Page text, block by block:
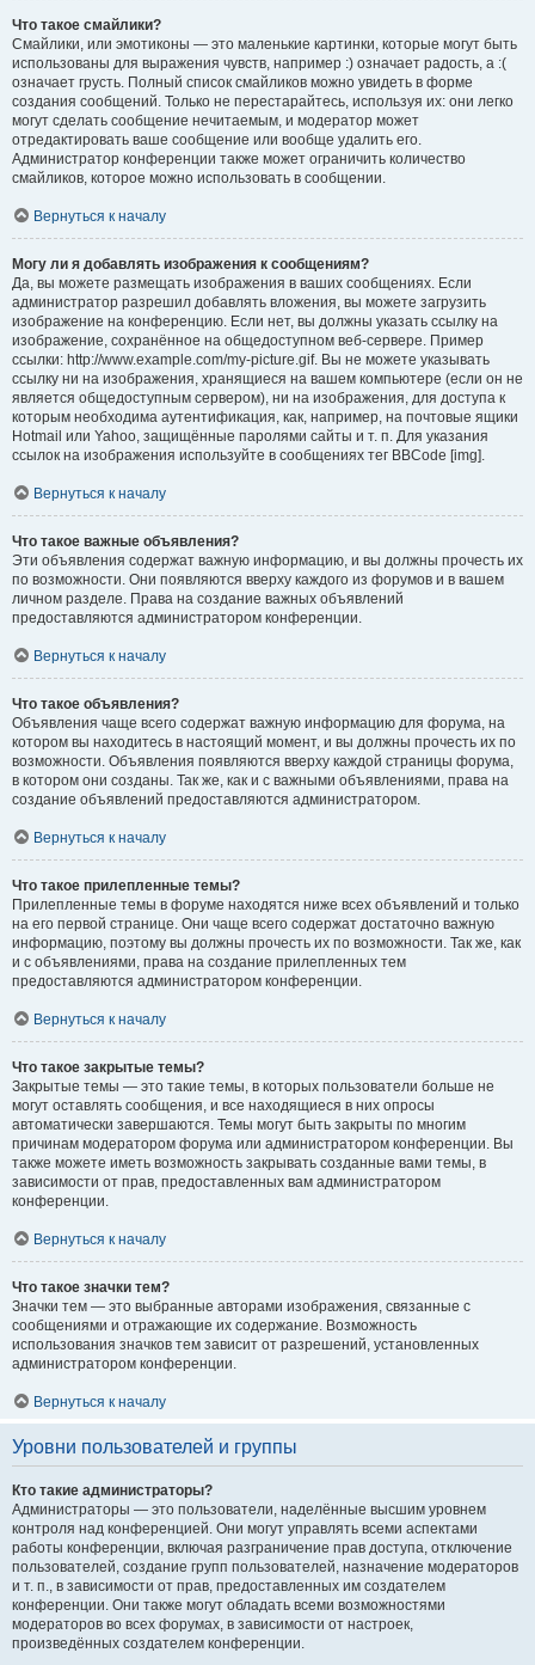
Что такое смайлики?
Смайлики, или эмотиконы — это маленькие картинки, которые могут быть
использованы для выражения чувств, например :) означает радость, а :(
означает грусть. Полный список смайликов можно увидеть в форме
создания сообщений. Только не перестарайтесь, используя их: они легко
могут сделать сообщение нечитаемым, и модератор может
отредактировать ваше сообщение или вообще удалить его.
Администратор конференции также может ограничить количество
смайликов, которое можно использовать в сообщении.
Вернуться к началу
Могу ли я добавлять изображения к сообщениям?
Да, вы можете размещать изображения в ваших сообщениях. Если
администратор разрешил добавлять вложения, вы можете загрузить
изображение на конференцию. Если нет, вы должны указать ссылку на
изображение, сохранённое на общедоступном веб-сервере. Пример
ссылки: http://www.example.com/my-picture.gif. Вы не можете указывать
ссылку ни на изображения, хранящиеся на вашем компьютере (если он не
является общедоступным сервером), ни на изображения, для доступа к
которым необходима аутентификация, как, например, на почтовые ящики
Hotmail или Yahoo, защищённые паролями сайты и т. п. Для указания
ссылок на изображения используйте в сообщениях тег BBCode [img].
Вернуться к началу
Что такое важные объявления?
Эти объявления содержат важную информацию, и вы должны прочесть их
по возможности. Они появляются вверху каждого из форумов и в вашем
личном разделе. Права на создание важных объявлений
предоставляются администратором конференции.
Вернуться к началу
Что такое объявления?
Объявления чаще всего содержат важную информацию для форума, на
котором вы находитесь в настоящий момент, и вы должны прочесть их по
возможности. Объявления появляются вверху каждой страницы форума,
в котором они созданы. Так же, как и с важными объявлениями, права на
создание объявлений предоставляются администратором.
Вернуться к началу
Что такое прилепленные темы?
Прилепленные темы в форуме находятся ниже всех объявлений и только
на его первой странице. Они чаще всего содержат достаточно важную
информацию, поэтому вы должны прочесть их по возможности. Так же, как
и с объявлениями, права на создание прилепленных тем
предоставляются администратором конференции.
Вернуться к началу
Что такое закрытые темы?
Закрытые темы — это такие темы, в которых пользователи больше не
могут оставлять сообщения, и все находящиеся в них опросы
автоматически завершаются. Темы могут быть закрыты по многим
причинам модератором форума или администратором конференции. Вы
также можете иметь возможность закрывать созданные вами темы, в
зависимости от прав, предоставленных вам администратором
конференции.
Вернуться к началу
Что такое значки тем?
Значки тем — это выбранные авторами изображения, связанные с
сообщениями и отражающие их содержание. Возможность
использования значков тем зависит от разрешений, установленных
администратором конференции.
Вернуться к началу
Уровни пользователей и группы
Кто такие администраторы?
Администраторы — это пользователи, наделённые высшим уровнем
контроля над конференцией. Они могут управлять всеми аспектами
работы конференции, включая разграничение прав доступа, отключение
пользователей, создание групп пользователей, назначение модераторов
и т. п., в зависимости от прав, предоставленных им создателем
конференции. Они также могут обладать всеми возможностями
модераторов во всех форумах, в зависимости от настроек,
произведённых создателем конференции.